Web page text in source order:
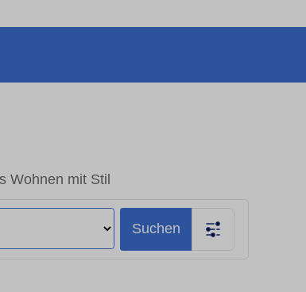
Wohnen mit Stil
Suchen